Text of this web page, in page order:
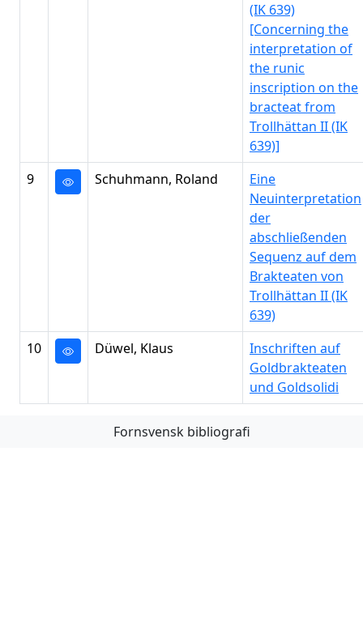
(IK 639)
[Concerning the
interpretation of
the runic
inscription on the
bracteat from
Trollhättan II (IK
639)]
9
Schuhmann, Roland
Eine
Neuinterpretation
der
abschließenden
Sequenz auf dem
Brakteaten von
Trollhättan II (IK
639)
10
Düwel, Klaus
Inschriften auf
Goldbrakteaten
und Goldsolidi
Föregående Nästa
Fornsvensk bibliografi